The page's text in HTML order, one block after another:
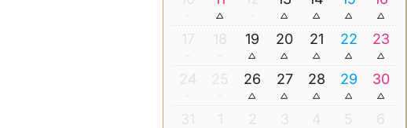
17 18 19 20 21 22 23
24 25 26 27 28 29 30
31 1 2 3 4 5 6